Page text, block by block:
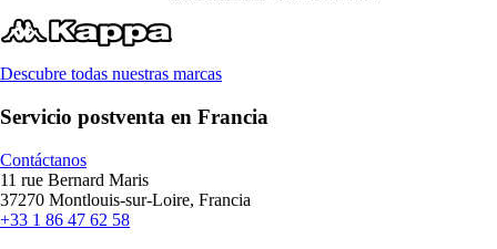
Descubre todas nuestras marcas
Servicio postventa en Francia
Contáctanos
11 rue Bernard Maris
37270 Montlouis-sur-Loire, Francia
+33 1 86 47 62 58